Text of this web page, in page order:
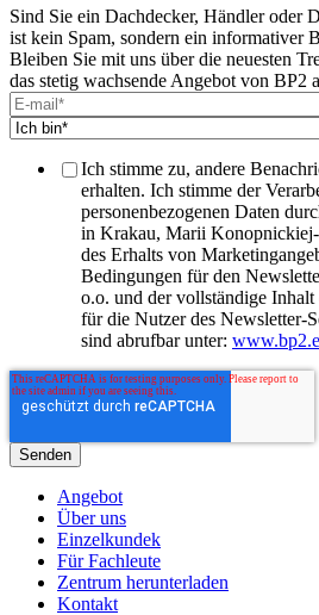
Sind Sie ein Dachdecker, Händler oder
ist kein Spam, sondern ein informativer
Bleiben Sie mit uns über die neuesten
das stetig wachsende Angebot von BP2
Ich stimme zu, andere
erhalten. Ich stimme der
personenbezogenen Daten
in Krakau, Marii
des Erhalts von
Bedingungen für den
o.o. und der vollständige
für die Nutzer des Newsletter-
sind abrufbar unter:
Angebot
Über uns
Einzelkundek
Für Fachleute
Zentrum herunterladen
Kontakt